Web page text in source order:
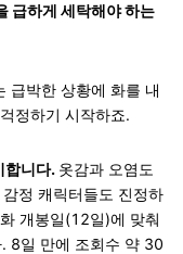
급하게 세탁해야 하는
급박한 상황에 화를 내
정하기 시작하죠.
합니다. 옷감과 오염도
정 캐릭터들도 진정하
개봉일(12일)에 맞춰
8일 만에 조회수 약 30